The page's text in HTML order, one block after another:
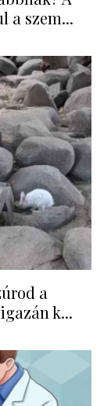
a szem...
a
k...